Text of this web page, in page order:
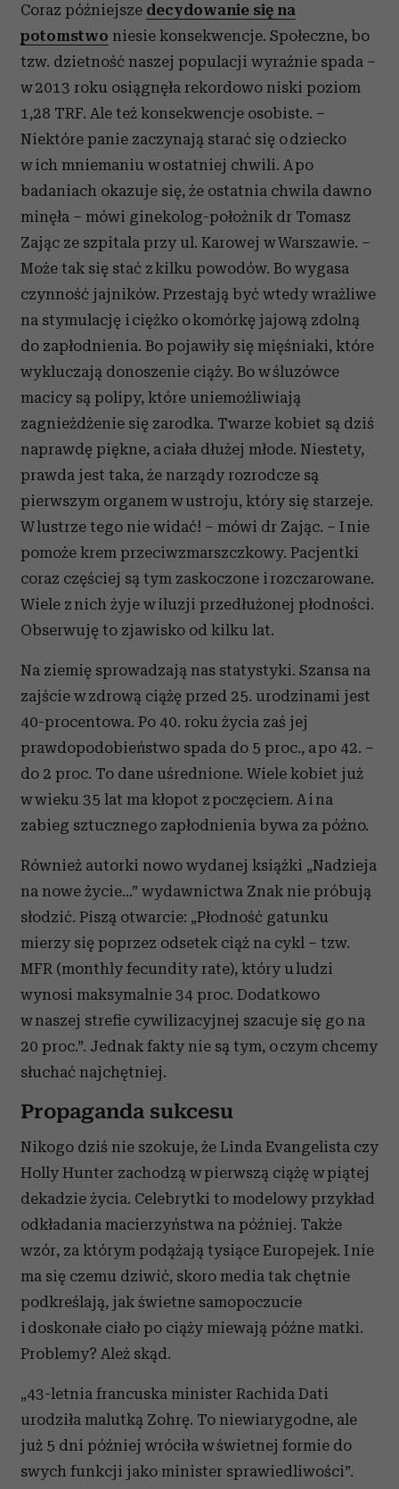
Coraz późniejsze decydowanie się na
potomstwo niesie konsekwencje. Społeczne, bo
tzw. dzietność naszej populacji wyraźnie spada –
w 2013 roku osiągnęła rekordowo niski poziom
1,28 TRF. Ale też konsekwencje osobiste. –
Niektóre panie zaczynają starać się o dziecko
w ich mniemaniu w ostatniej chwili. A po
badaniach okazuje się, że ostatnia chwila dawno
minęła – mówi ginekolog-położnik dr Tomasz
Zając ze szpitala przy ul. Karowej w Warszawie. –
Może tak się stać z kilku powodów. Bo wygasa
czynność jajników. Przestają być wtedy wrażliwe
na stymulację i ciężko o komórkę jajową zdolną
do zapłodnienia. Bo pojawiły się mięśniaki, które
wykluczają donoszenie ciąży. Bo w śluzówce
macicy są polipy, które uniemożliwiają
zagnieżdżenie się zarodka. Twarze kobiet są dziś
naprawdę piękne, a ciała dłużej młode. Niestety,
prawda jest taka, że narządy rozrodcze są
pierwszym organem w ustroju, który się starzeje.
W lustrze tego nie widać! – mówi dr Zając. – I nie
pomoże krem przeciwzmarszczkowy. Pacjentki
coraz częściej są tym zaskoczone i rozczarowane.
Wiele z nich żyje w iluzji przedłużonej płodności.
Obserwuję to zjawisko od kilku lat.
Na ziemię sprowadzają nas statystyki. Szansa na
zajście w zdrową ciążę przed 25. urodzinami jest
40-procentowa. Po 40. roku życia zaś jej
prawdopodobieństwo spada do 5 proc., a po 42. –
do 2 proc. To dane uśrednione. Wiele kobiet już
w wieku 35 lat ma kłopot z poczęciem. A i na
zabieg sztucznego zapłodnienia bywa za późno.
Również autorki nowo wydanej książki „Nadzieja
na nowe życie...” wydawnictwa Znak nie próbują
słodzić. Piszą otwarcie: „Płodność gatunku
mierzy się poprzez odsetek ciąż na cykl – tzw.
MFR (monthly fecundity rate), który u ludzi
wynosi maksymalnie 34 proc. Dodatkowo
w naszej strefie cywilizacyjnej szacuje się go na
20 proc.”. Jednak fakty nie są tym, o czym chcemy
słuchać najchętniej.
Propaganda sukcesu
Nikogo dziś nie szokuje, że Linda Evangelista czy
Holly Hunter zachodzą w pierwszą ciążę w piątej
dekadzie życia. Celebrytki to modelowy przykład
odkładania macierzyństwa na później. Także
wzór, za którym podążają tysiące Europejek. I nie
ma się czemu dziwić, skoro media tak chętnie
podkreślają, jak świetne samopoczucie
i doskonałe ciało po ciąży miewają późne matki.
Problemy? Ależ skąd.
„43-letnia francuska minister Rachida Dati
urodziła malutką Zohrę. To niewiarygodne, ale
już 5 dni później wróciła w świetnej formie do
swych funkcji jako minister sprawiedliwości”.